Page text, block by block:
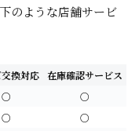
のような店舗サービ
換対応
在庫確認サービス
○
○
○
○